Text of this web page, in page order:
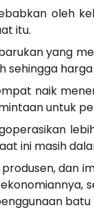
oleh
itu.
yang
sehingga
naik
untuk
ini masih
produsen, dan
batu